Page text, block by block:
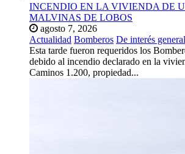
INCENDIO EN LA VIVIENDA DE
MALVINAS DE LOBOS
agosto 7, 2026
Actualidad Bomberos De interés general
Esta tarde fueron requeridos los
debido al incendio declarado en la
Caminos 1.200, propiedad...